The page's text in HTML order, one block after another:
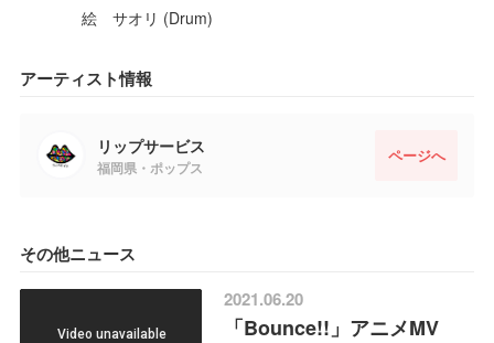
絵 サオリ (Drum)
アーティスト情報
リップサービス
福岡県・ポップス
ページへ
その他ニュース
2021.06.20
「Bounce!!」アニメMV